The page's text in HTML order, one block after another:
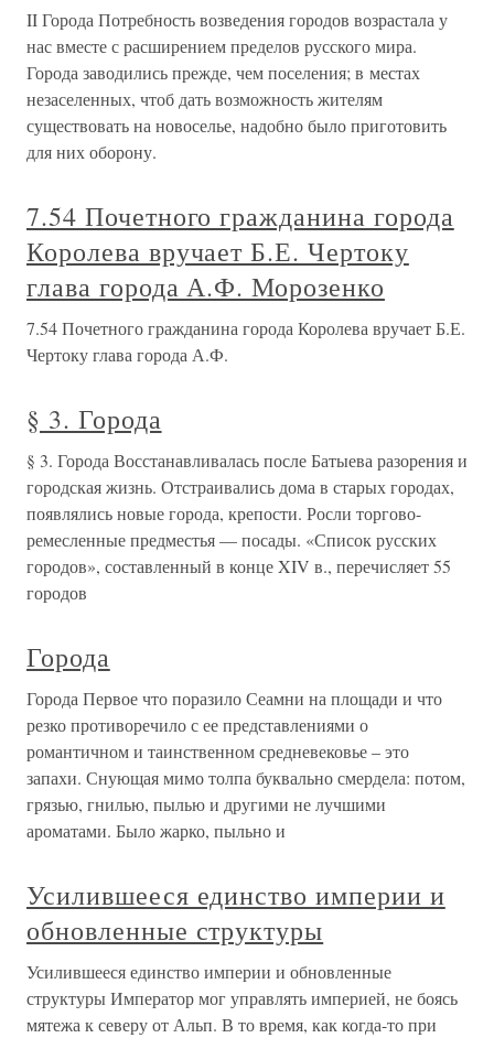
II Города Потребность возведения городов возрастала у
нас вместе с расширением пределов русского мира.
Города заводились прежде, чем поселения; в местах
незаселенных, чтоб дать возможность жителям
существовать на новоселье, надобно было приготовить
для них оборону.
7.54 Почетного гражданина города
Королева вручает Б.Е. Чертоку
глава города А.Ф. Морозенко
7.54 Почетного гражданина города Королева вручает Б.Е.
Чертоку глава города А.Ф.
§ 3. Города
§ 3. Города Восстанавливалась после Батыева разорения и
городская жизнь. Отстраивались дома в старых городах,
появлялись новые города, крепости. Росли торгово-
ремесленные предместья — посады. «Список русских
городов», составленный в конце XIV в., перечисляет 55
городов
Города
Города Первое что поразило Сеамни на площади и что
резко противоречило с ее представлениями о
романтичном и таинственном средневековье – это
запахи. Снующая мимо толпа буквально смердела: потом,
грязью, гнилью, пылью и другими не лучшими
ароматами. Было жарко, пыльно и
Усилившееся единство империи и
обновленные структуры
Усилившееся единство империи и обновленные
структуры Император мог управлять империей, не боясь
мятежа к северу от Альп. В то время, как когда-то при